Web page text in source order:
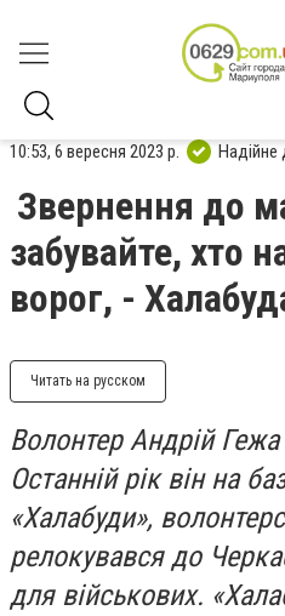
10:53, 6 вересня 2023 р.
Звернення до
забувайте, хто
ворог, -
Читать на русском
Волонтер Андрій
Останній рік він на
«Халабуди»,
релокувався до
для військових.